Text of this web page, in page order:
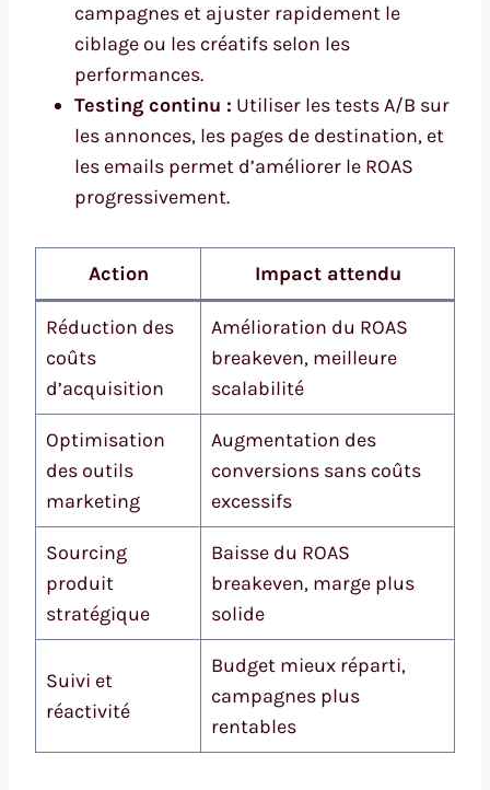
campagnes et ajuster rapidement le
ciblage ou les créatifs selon les
performances.
Testing continu : Utiliser les tests A/B sur
les annonces, les pages de destination, et
les emails permet d’améliorer le ROAS
progressivement.
Action Impact attendu
Réduction des
coûts
d’acquisition
Amélioration du ROAS
breakeven, meilleure
scalabilité
Optimisation
des outils
marketing
Augmentation des
conversions sans coûts
excessifs
Sourcing
produit
stratégique
Baisse du ROAS
breakeven, marge plus
solide
Suivi et
réactivité
Budget mieux réparti,
campagnes plus
rentables